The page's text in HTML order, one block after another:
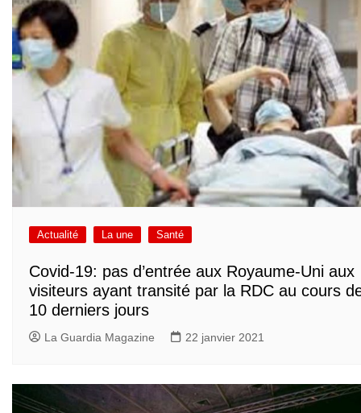
Actualité La une Santé
Covid-19: pas d’entrée aux Royaume-Uni aux
visiteurs ayant transité par la RDC au cours
10 derniers jours
La Guardia Magazine 22 janvier 2021